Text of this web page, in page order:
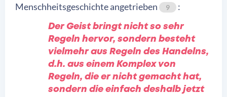
Menschheitsgeschichte angetrieben
9 :
Der Geist bringt nicht so sehr
Regeln hervor, sondern besteht
vielmehr aus Regeln des Handelns,
d.h. aus einem Komplex von
Regeln, die er nicht gemacht hat,
sondern die einfach deshalb jetzt